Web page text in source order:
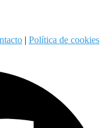
| Política de cookies